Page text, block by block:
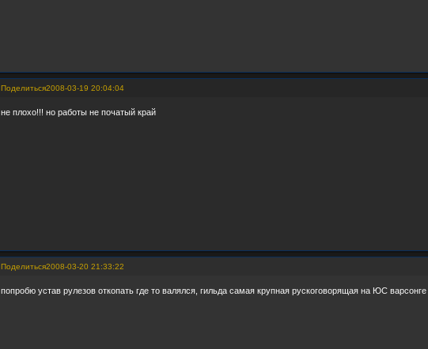
Поделиться2008-03-19 20:04:04
не плохо!!! но работы не початый край
Поделиться2008-03-20 21:33:22
попробю устав рулезов откопать где то валялся, гильда самая крупная рускоговорящая на ЮС